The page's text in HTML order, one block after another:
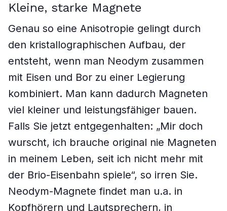
Kleine, starke Magnete
Genau so eine Anisotropie gelingt durch
den kristallographischen Aufbau, der
entsteht, wenn man Neodym zusammen
mit Eisen und Bor zu einer Legierung
kombiniert. Man kann dadurch Magneten
viel kleiner und leistungsfähiger bauen.
Falls Sie jetzt entgegenhalten: „Mir doch
wurscht, ich brauche original nie Magneten
in meinem Leben, seit ich nicht mehr mit
der Brio-Eisenbahn spiele“, so irren Sie.
Neodym-Magnete findet man u.a. in
Kopfhörern und Lautsprechern, in